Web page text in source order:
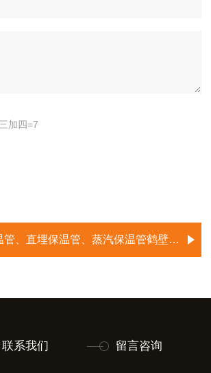
加四=7
直埋保温管、蒸汽保温管鹤壁生产厂家
联系我们 留言咨询